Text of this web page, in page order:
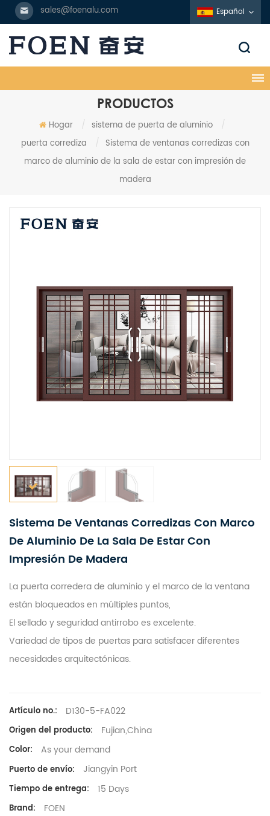
sales@foenalu.com Español
PRODUCTOS
Hogar / sistema de puerta de aluminio
/
puerta corrediza
/
Sistema de ventanas corredizas con
marco de aluminio de la sala de estar con impresión de
madera
Sistema De Ventanas Corredizas Con Marco
De Aluminio De La Sala De Estar Con
Impresión De Madera
La puerta corredera de aluminio y el marco de la ventana
están bloqueados en múltiples puntos,
El sellado y seguridad antirrobo es excelente.
Variedad de tipos de puertas para satisfacer diferentes
necesidades arquitectónicas.
Artículo no.: D130-5-FA022
Origen del producto: Fujian,China
Color: As your demand
Puerto de envío: Jiangyin Port
Tiempo de entrega: 15 Days
Brand: FOEN